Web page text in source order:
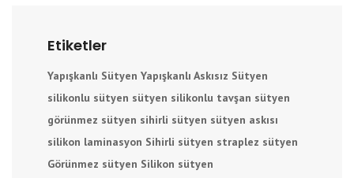
Etiketler
Yapışkanlı Sütyen Yapışkanlı Askısız Sütyen
silikonlu sütyen sütyen silikonlu tavşan sütyen
görünmez sütyen sihirli sütyen sütyen askısı
silikon laminasyon Sihirli sütyen straplez sütyen
Görünmez sütyen Silikon sütyen